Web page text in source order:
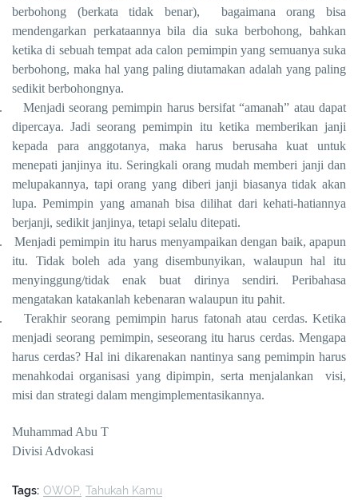
berbohong (berkata tidak benar), bagaimana orang bisa
mendengarkan perkataannya bila dia suka berbohong, bahkan
ketika di sebuah tempat ada calon pemimpin yang semuanya suka
berbohong, maka hal yang paling diutamakan adalah yang paling
sedikit berbohongnya.
Menjadi seorang pemimpin harus bersifat “amanah” atau dapat
dipercaya. Jadi seorang pemimpin itu ketika memberikan janji
kepada para anggotanya, maka harus berusaha kuat untuk
menepati janjinya itu. Seringkali orang mudah memberi janji dan
melupakannya, tapi orang yang diberi janji biasanya tidak akan
lupa. Pemimpin yang amanah bisa dilihat dari kehati-hatiannya
berjanji, sedikit janjinya, tetapi selalu ditepati.
Menjadi pemimpin itu harus menyampaikan dengan baik, apapun
itu. Tidak boleh ada yang disembunyikan, walaupun hal itu
menyinggung/tidak enak buat dirinya sendiri. Peribahasa
mengatakan katakanlah kebenaran walaupun itu pahit.
Terakhir seorang pemimpin harus fatonah atau cerdas. Ketika
menjadi seorang pemimpin, seseorang itu harus cerdas. Mengapa
harus cerdas? Hal ini dikarenakan nantinya sang pemimpin harus
menahkodai organisasi yang dipimpin, serta menjalankan visi,
misi dan strategi dalam mengimplementasikannya.
Muhammad Abu T
Divisi Advokasi
Tags: OWOP Tahukah Kamu